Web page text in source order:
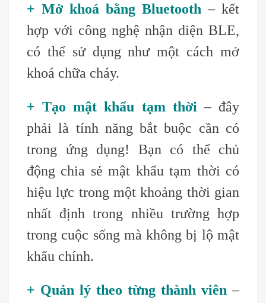
+ Mở khoá bằng Bluetooth – kết
hợp với công nghệ nhận diện BLE,
có thể sử dụng như một cách mở
khoá chữa cháy.
+ Tạo mật khẩu tạm thời – đây
phải là tính năng bắt buộc cần có
trong ứng dụng! Bạn có thể chủ
động chia sẻ mật khẩu tạm thời có
hiệu lực trong một khoảng thời gian
nhất định trong nhiều trường hợp
trong cuộc sống mà không bị lộ mật
khẩu chính.
+ Quản lý theo từng thành viên –